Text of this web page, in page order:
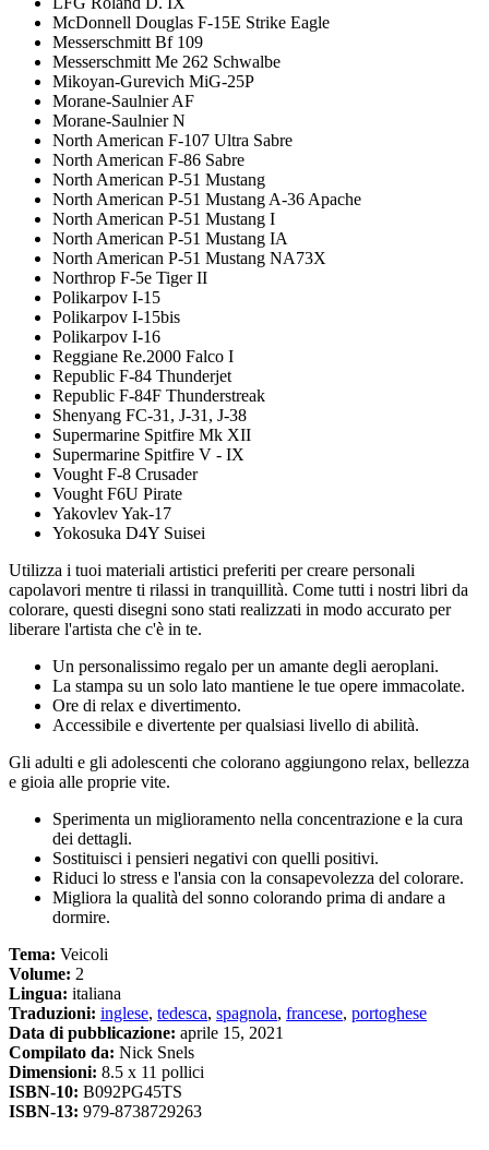
McDonnell Douglas F-15E Strike Eagle
Messerschmitt Bf 109
Messerschmitt Me 262 Schwalbe
Mikoyan-Gurevich MiG-25P
Morane-Saulnier AF
Morane-Saulnier N
North American F-107 Ultra Sabre
North American F-86 Sabre
North American P-51 Mustang
North American P-51 Mustang A-36 Apache
North American P-51 Mustang I
North American P-51 Mustang IA
North American P-51 Mustang NA73X
Northrop F-5e Tiger II
Polikarpov I-15
Polikarpov I-15bis
Polikarpov I-16
Reggiane Re.2000 Falco I
Republic F-84 Thunderjet
Republic F-84F Thunderstreak
Shenyang FC-31, J-31, J-38
Supermarine Spitfire Mk XII
Supermarine Spitfire V - IX
Vought F-8 Crusader
Vought F6U Pirate
Yakovlev Yak-17
Yokosuka D4Y Suisei
Utilizza i tuoi materiali artistici preferiti per creare personali
capolavori mentre ti rilassi in tranquillità. Come tutti i nostri libri da
colorare, questi disegni sono stati realizzati in modo accurato per
liberare l'artista che c'è in te.
Un personalissimo regalo per un amante degli aeroplani.
La stampa su un solo lato mantiene le tue opere immacolate.
Ore di relax e divertimento.
Accessibile e divertente per qualsiasi livello di abilità.
Gli adulti e gli adolescenti che colorano aggiungono relax, bellezza
e gioia alle proprie vite.
Sperimenta un miglioramento nella concentrazione e la cura
dei dettagli.
Sostituisci i pensieri negativi con quelli positivi.
Riduci lo stress e l'ansia con la consapevolezza del colorare.
Migliora la qualità del sonno colorando prima di andare a
dormire.
Tema: Veicoli
Volume: 2
Lingua: italiana
Traduzioni: inglese, tedesca, spagnola, francese, portoghese
Data di pubblicazione: aprile 15, 2021
Compilato da: Nick Snels
Dimensioni: 8.5 x 11 pollici
ISBN-10: B092PG45TS
ISBN-13: 979-8738729263